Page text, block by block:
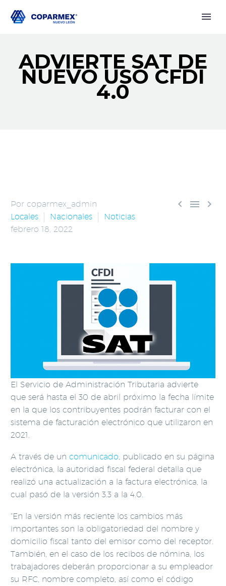
ADVIERTE SAT DE
NUEVO USO CFDI
4.0
  
Por coparmex_admin
Locales
Nacionales
Noticias
febrero 18, 2022
El Servicio de Administración Tributaria advierte
que será hasta el 30 de abril próximo la fecha límite
en la que los contribuyentes podrán facturar con el
sistema de facturación electrónico que utilizaron en
2021.
A través de un comunicado, publicado en su página
electrónica, la autoridad fiscal federal detalla que
realizó una actualización a la factura electrónica, la
cual pasó de la versión 3.3 a la 4.0.
“En la versión más reciente los cambios más
importantes son la obligatoriedad del nombre y
domicilio fiscal tanto del emisor como del receptor.
También, en el caso de los recibos de nómina, los
trabajadores deberán proporcionar a su empleador
su RFC, nombre completo, así como el código